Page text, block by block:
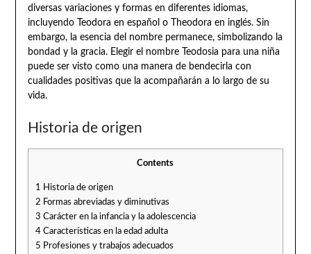
diversas variaciones y formas en diferentes idiomas,
incluyendo Teodora en español o Theodora en inglés. Sin
embargo, la esencia del nombre permanece, simbolizando la
bondad y la gracia. Elegir el nombre Teodosia para una niña
puede ser visto como una manera de bendecirla con
cualidades positivas que la acompañarán a lo largo de su
vida.
Historia de origen
Contents
1
Historia de origen
2 Formas abreviadas y diminutivas
3 Carácter en la infancia y la adolescencia
4Características en la edad adulta
5 Profesiones y trabajos adecuados